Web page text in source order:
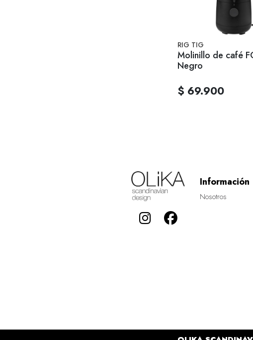
RIG TIG
Molinillo de café
Negro
$ 69.900
Información
Nosotros